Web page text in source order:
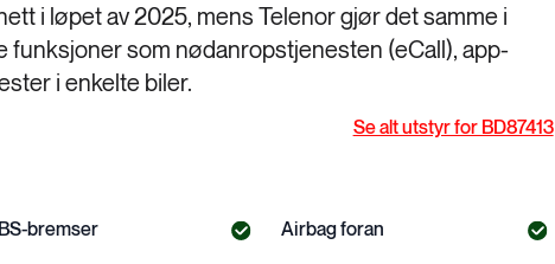
i løpet av 2025, mens Telenor gjør det samme i
funksjoner som nødanropstjenesten (eCall), app-
i enkelte biler.
Se alt utstyr for BD87413
bremser Airbag foran